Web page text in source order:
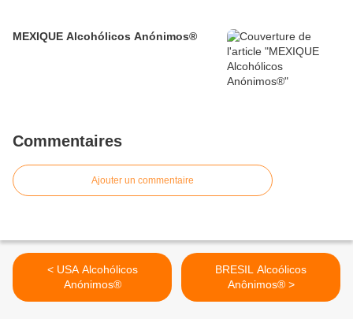
MEXIQUE Alcohólicos Anónimos®
Commentaires
Ajouter un commentaire
< USA Alcohólicos
Anónimos®
BRESIL Alcoólicos
Anônimos® >